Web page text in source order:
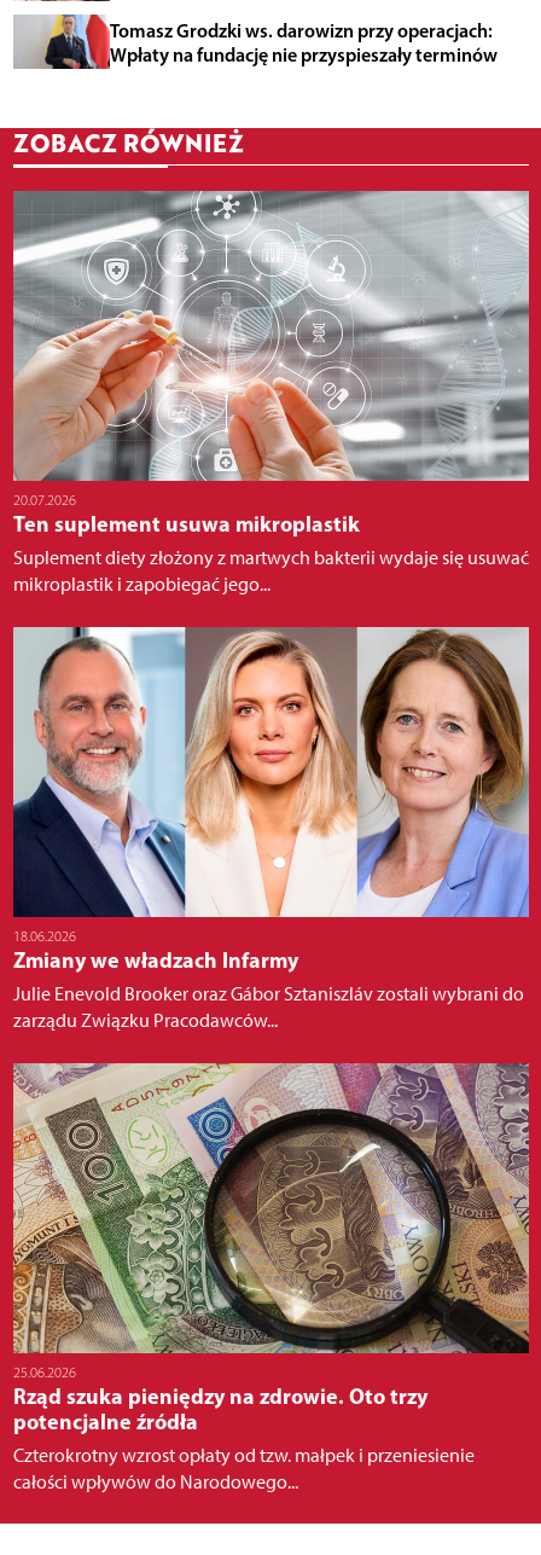
Tomasz Grodzki ws. darowizn przy operacjach:
Wpłaty na fundację nie przyspieszały terminów
ZOBACZ RÓWNIEŻ
20.07.2026
Ten suplement usuwa mikroplastik
Suplement diety złożony z martwych bakterii wydaje się usuwać
mikroplastik i zapobiegać jego...
18.06.2026
Zmiany we władzach Infarmy
Julie Enevold Brooker oraz Gábor Sztaniszláv zostali wybrani do
zarządu Związku Pracodawców...
25.06.2026
Rząd szuka pieniędzy na zdrowie. Oto trzy
potencjalne źródła
Czterokrotny wzrost opłaty od tzw. małpek i przeniesienie
całości wpływów do Narodowego...